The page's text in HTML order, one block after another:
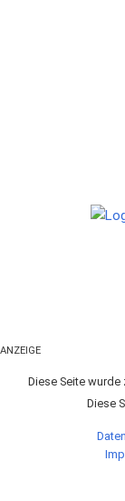
ANZEIGE
Diese Seite wurde
Diese